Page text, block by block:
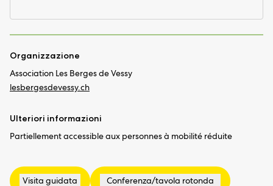
Organizzazione
Association Les Berges de Vessy
lesbergesdevessy.ch
Ulteriori informazioni
Partiellement accessible aux personnes à mobilité réduite